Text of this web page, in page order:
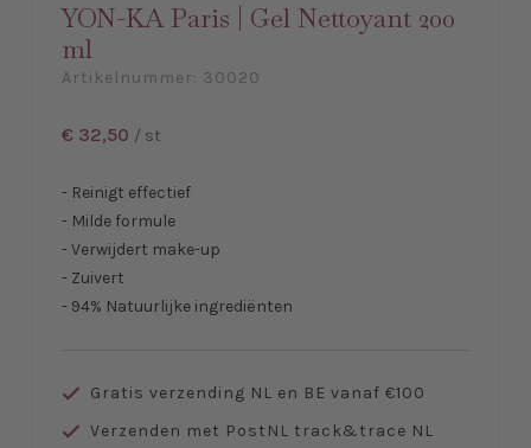
YON-KA Paris | Gel Nettoyant 200
ml
Artikelnummer: 30020
€ 32,50 / st
- Reinigt effectief
- Milde formule
- Verwijdert make-up
- Zuivert
- 94% Natuurlijke ingrediënten
Gratis verzending NL en BE vanaf €100
Verzenden met PostNL track&trace NL